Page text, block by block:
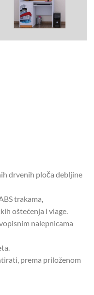
drvenih ploča debljine
trakama,
oštećenja i vlage.
nalepnicama
prema priloženom